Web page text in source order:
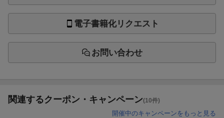
電子書籍化リクエスト
お問い合わせ
関連するクーポン・キャンペーン(10件)
開催中のキャンペーンをもっと見る